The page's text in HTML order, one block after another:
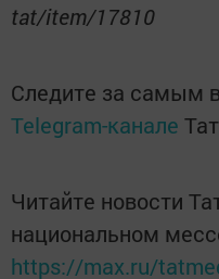
tat/item/17810
Следите за самым
Telegram-канале
Читайте новости
национальном
https://max.ru/